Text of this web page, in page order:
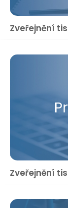
Zveřejnění
Zveřejnění